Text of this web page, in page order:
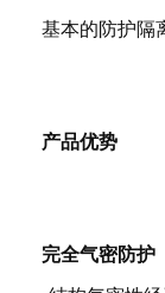
基本的防护隔
产品优势
完全气密防护